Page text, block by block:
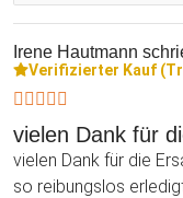
Irene Hautmann
Verifizierter Kauf
vielen Dank für
vielen Dank für die
so reibungslos